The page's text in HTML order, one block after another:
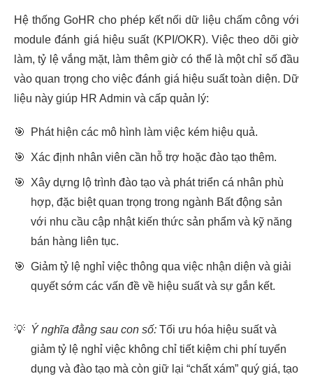
Hệ thống GoHR cho phép kết nối dữ liệu chấm công với
module đánh giá hiệu suất (KPI/OKR). Việc theo dõi giờ
làm, tỷ lệ vắng mặt, làm thêm giờ có thể là một chỉ số đầu
vào quan trọng cho việc đánh giá hiệu suất toàn diện. Dữ
liệu này giúp HR Admin và cấp quản lý:
🎯 Phát hiện các mô hình làm việc kém hiệu quả.
🎯 Xác định nhân viên cần hỗ trợ hoặc đào tạo thêm.
🎯
Xây dựng lộ trình đào tạo và phát triển cá nhân phù
hợp, đặc biệt quan trọng trong ngành Bất động sản
với nhu cầu cập nhật kiến thức sản phẩm và kỹ năng
bán hàng liên tục.
🎯 Giảm tỷ lệ nghỉ việc thông qua việc nhận diện và giải
quyết sớm các vấn đề về hiệu suất và sự gắn kết.
💡 Ý nghĩa đằng sau con số: Tối ưu hóa hiệu suất và
giảm tỷ lệ nghỉ việc không chỉ tiết kiệm chi phí tuyển
dụng và đào tạo mà còn giữ lại “chất xám” quý giá, tạo